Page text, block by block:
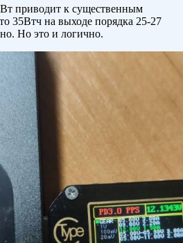
приводит к существенным
35Втч на выходе порядка 25-27
Но это и логично.